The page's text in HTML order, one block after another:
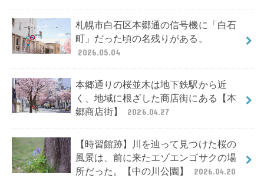
札幌市白石区本郷通の信号機に「白石
町」だった頃の名残りがある。
2026.05.04
本郷通りの桜並木は地下鉄駅から近
く、地域に根ざした商店街にある【本
郷商店街】
2026.04.27
【時習館跡】川を辿って見つけた桜の
風景は、前に来たエゾエンゴサクの場
所だった。【中の川公園】
2026.04.20